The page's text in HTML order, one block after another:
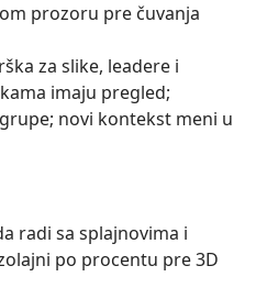
prozoru pre čuvanja
za slike, leadere i
imaju pregled;
novi kontekst meni u
radi sa splajnovima i
po procentu pre 3D